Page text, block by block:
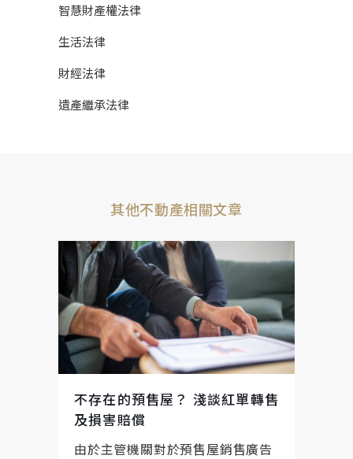
智慧財產權法律
生活法律
財經法律
遺產繼承法律
其他不動產相關文章
不存在的預售屋？ 淺談紅單轉售
及損害賠償
由於主管機關對於預售屋銷售廣告